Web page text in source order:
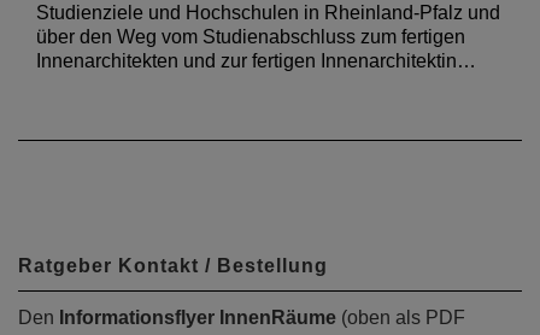
Studienziele und Hochschulen in Rheinland-Pfalz und
über den Weg vom Studienabschluss zum fertigen
Innenarchitekten und zur fertigen Innenarchitektin…
Ratgeber Kontakt / Bestellung
Den Informationsflyer InnenRäume (oben als PDF